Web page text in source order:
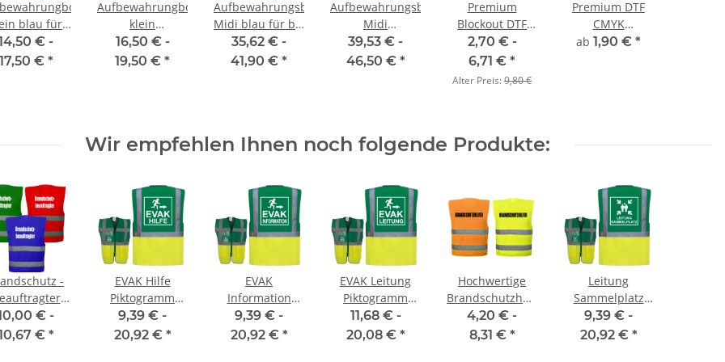
blau für
14,50 € -
17,50 € *
Aufbewahrungbox
klein
Transparent für
Einsatzwesten
16,50 € -
19,50 € *
Aufbewahrungsbox
Midi blau für bis
zu 5
Warnwesten
35,62 € -
41,90 € *
Aufbewahrungsbox
Midi
transparent für
bis zu 5
39,53 € -
46,50 € *
Premium
Blockout DTF
Digitaldruck
CMYK
2,70 € -
6,71 € *
Alter Preis:9,80 €
Premium DTF
CMYK
Digitaldruck
ab 1,90 € *
Wir empfehlen Ihnen noch folgende Produkte:
-
Warnweste
in
10,00 € -
10,67 € *
EVAK Hilfe
Piktogramm
Warnweste
grün/gelb mit
9,39 € -
20,92 € *
EVAK
Information
Piktogramm
Warnweste
9,39 € -
20,92 € *
EVAK Leitung
Piktogramm
Warnweste
grün/gelb mit
11,68 € -
20,08 € *
Hochwertige
Brandschutzhelfer
Warnweste in 10
größen
4,20 € -
8,31 € *
Leitung
Sammelplatz
Piktogramm
Warnweste
9,39 € -
20,92 € *